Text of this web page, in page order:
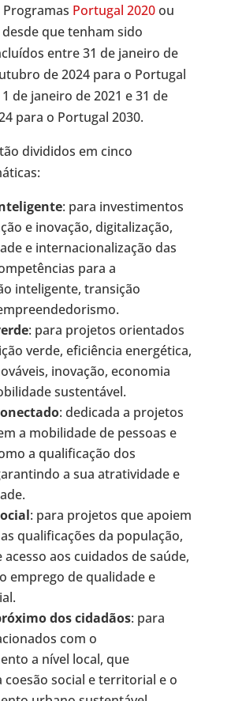
Portugal 2020ou
desde que tenham sido
entre 31 de janeiro de
de 2024 para o Portugal
de janeiro de 2021 e 31 de
para o Portugal 2030.
divididos em cinco
: para investimentos
e inovação, digitalização,
e internacionalização das
para a
inteligente, transição
: para projetos orientados
verde, eficiência energética,
inovação, economia
sustentável.
: dedicada a projetos
a mobilidade de pessoas e
a qualificação dos
a sua atratividade e
: para projetos que apoiem
qualificações da população,
acesso aos cuidados de saúde,
emprego de qualidade e
dos cidadãos: para
com o
a nível local, que
coesão social e territorial e o